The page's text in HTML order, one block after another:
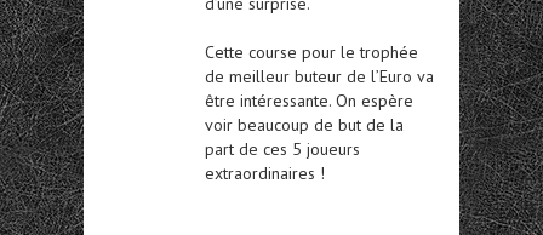
Cette course pour le trophée
de meilleur buteur de l’Euro va
être intéressante. On espère
voir beaucoup de but de la
part de ces 5 joueurs
extraordinaires !